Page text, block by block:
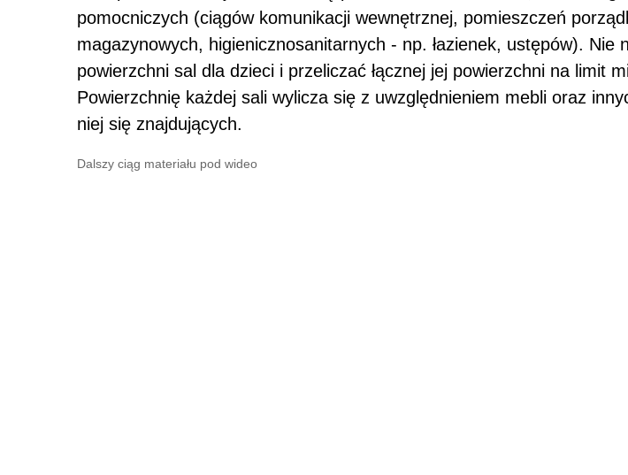
pomocniczych (ciągów komunikacji wewnętrznej, pomieszczeń
magazynowych, higienicznosanitarnych - np. łazienek, ustępów). Nie
powierzchni sal dla dzieci i przeliczać łącznej jej powierzchni na limit
Powierzchnię każdej sali wylicza się z uwzględnieniem mebli oraz
niej się znajdujących.
Dalszy ciąg materiału pod wideo